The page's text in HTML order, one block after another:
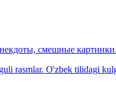
смешные
rasmlar. O'zbek tilidagi